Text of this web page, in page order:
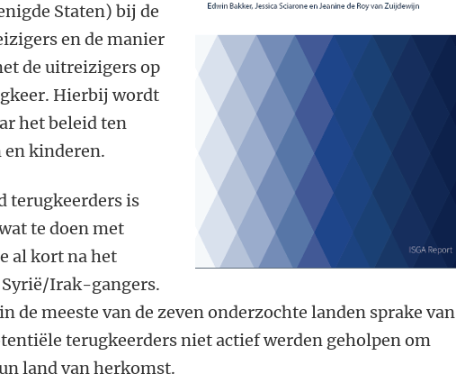
Staten) bij de
en de manier
de uitreizigers op
Hierbij wordt
het beleid ten
en kinderen.
terugkeerders is
te doen met
al kort na het
Syrië/Irak-gangers.
de meeste van de zeven onderzochte landen sprake van
terugkeerders niet actief werden geholpen om
land van herkomst.